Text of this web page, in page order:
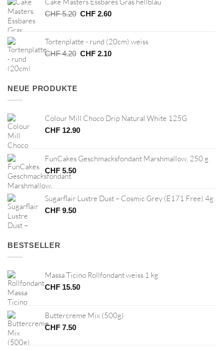
CHF 24.90 CHF 12.45.
CHF5.20 Ursprünglicher
CHF 5.20
CHF2.60Aktueller
CHF 2.60.
Tortenplatte - rund (20cm) weiss
CHF4.20 Ursprünglicher
CHF2.10Aktueller
NEUE PRODUKTE
Colour Mill Choco Drip Natural White 125G
CHF 12.90
FunCakes Geschmacksfondant Marshmallow, 250 g
CHF 5.50
Sugarflair Lustre Dust – Cosmic Grey (E171 Free) 4g
CHF 9.50
BESTSELLER
Massa Ticino Rollfondant weiss 1 kg
CHF 15.50
Buttercreme Mix (500g)
CHF 7.50